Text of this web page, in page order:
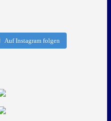
Auf Instagram folgen